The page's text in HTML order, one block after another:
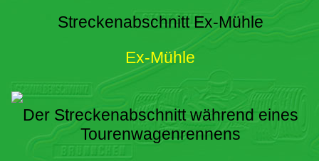
Streckenabschnitt Ex-Mühle
Ex-Mühle
Der Streckenabschnitt während eines
Tourenwagenrennens